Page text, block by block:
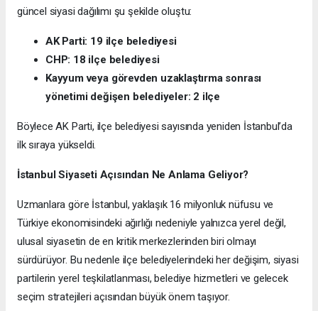
güncel siyasi dağılımı şu şekilde oluştu:
AK Parti: 19 ilçe belediyesi
CHP: 18 ilçe belediyesi
Kayyum veya görevden uzaklaştırma sonrası
yönetimi değişen belediyeler: 2 ilçe
Böylece AK Parti, ilçe belediyesi sayısında yeniden İstanbul’da
ilk sıraya yükseldi.
İstanbul Siyaseti Açısından Ne Anlama Geliyor?
Uzmanlara göre İstanbul, yaklaşık 16 milyonluk nüfusu ve
Türkiye ekonomisindeki ağırlığı nedeniyle yalnızca yerel değil,
ulusal siyasetin de en kritik merkezlerinden biri olmayı
sürdürüyor. Bu nedenle ilçe belediyelerindeki her değişim, siyasi
partilerin yerel teşkilatlanması, belediye hizmetleri ve gelecek
seçim stratejileri açısından büyük önem taşıyor.